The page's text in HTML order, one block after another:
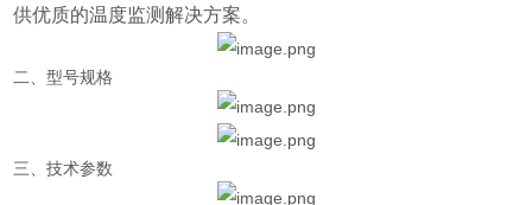
供优质的温度监测解决方案。
二、型号规格
三、技术参数